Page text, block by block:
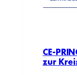
CE-
zur